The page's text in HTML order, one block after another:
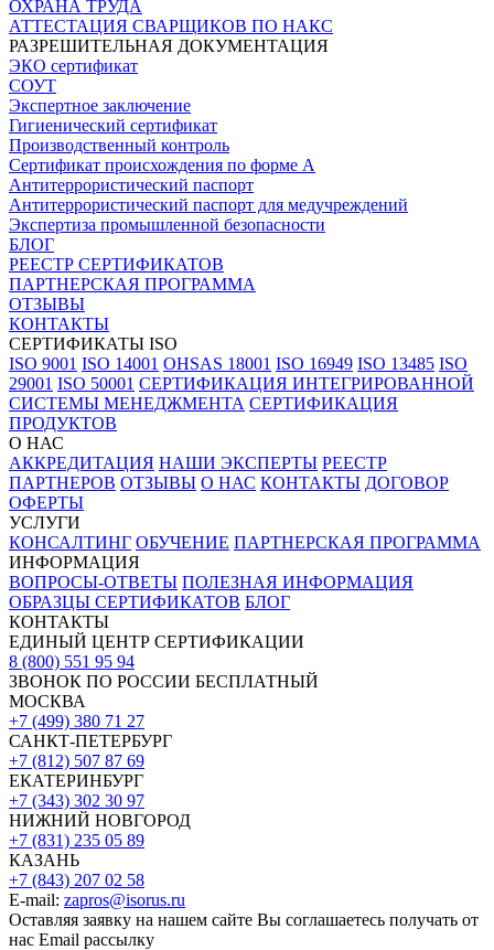
ОХРАНА ТРУДА
АТТЕСТАЦИЯ СВАРЩИКОВ ПО НАКС
РАЗРЕШИТЕЛЬНАЯ ДОКУМЕНТАЦИЯ
ЭКО сертификат
СОУТ
Экспертное заключение
Гигиенический сертификат
Производственный контроль
Сертификат происхождения по форме А
Антитеррористический паспорт
Антитеррористический паспорт для медучреждений
Экспертиза промышленной безопасности
БЛОГ
РЕЕСТР СЕРТИФИКАТОВ
ПАРТНЕРСКАЯ ПРОГРАММА
ОТЗЫВЫ
КОНТАКТЫ
СЕРТИФИКАТЫ ISO
ISO 9001 ISO 14001 OHSAS 18001 ISO 16949 ISO 13485 ISO
29001 ISO 50001 СЕРТИФИКАЦИЯ ИНТЕГРИРОВАННОЙ
СИСТЕМЫ МЕНЕДЖМЕНТА СЕРТИФИКАЦИЯ
ПРОДУКТОВ
О НАС
АККРЕДИТАЦИЯ НАШИ ЭКСПЕРТЫ РЕЕСТР
ПАРТНЕРОВ ОТЗЫВЫ О НАС КОНТАКТЫ ДОГОВОР
ОФЕРТЫ
УСЛУГИ
КОНСАЛТИНГ ОБУЧЕНИЕ ПАРТНЕРСКАЯ ПРОГРАММА
ИНФОРМАЦИЯ
ВОПРОСЫ-ОТВЕТЫ ПОЛЕЗНАЯ ИНФОРМАЦИЯ
ОБРАЗЦЫ СЕРТИФИКАТОВ БЛОГ
КОНТАКТЫ
ЕДИНЫЙ ЦЕНТР СЕРТИФИКАЦИИ
8 (800) 551 95 94
ЗВОНОК ПО РОССИИ БЕСПЛАТНЫЙ
МОСКВА
+7 (499) 380 71 27
САНКТ-ПЕТЕРБУРГ
+7 (812) 507 87 69
ЕКАТЕРИНБУРГ
+7 (343) 302 30 97
НИЖНИЙ НОВГОРОД
+7 (831) 235 05 89
КАЗАНЬ
+7 (843) 207 02 58
E-mail: zapros@isorus.ru
Оставляя заявку на нашем сайте Вы соглашаетесь получать от
нас Email рассылку